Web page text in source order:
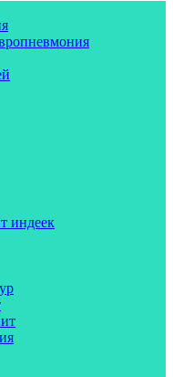
индеек